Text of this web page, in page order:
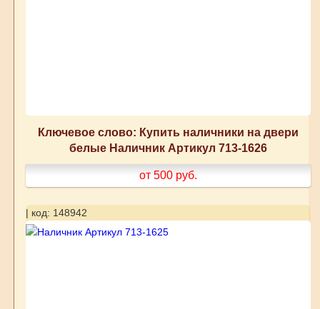
Ключевое слово: Купить наличники на двери
белые Наличник Артикул 713-1626
от 500 руб.
| код: 148942